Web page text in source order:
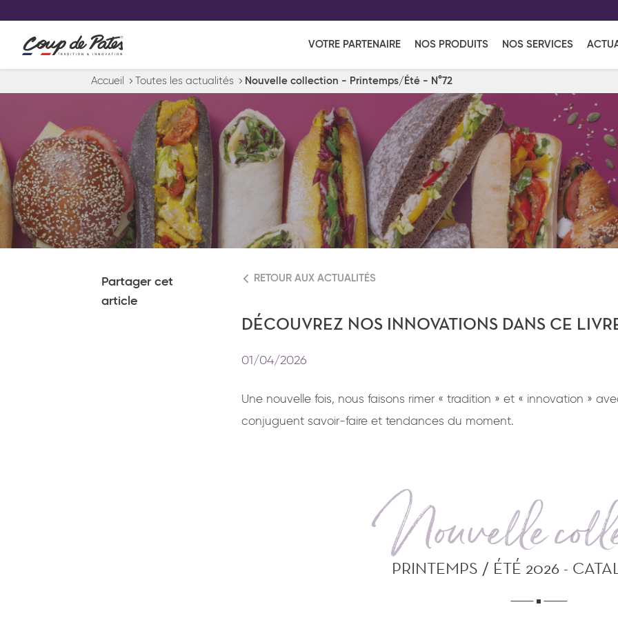
VOTRE PARTENAIRE NOS PRODUITS NOS SERVICES
Viennoiserie et pâtisserie américaine Viennoiserie
Pâtisserie desserts glacés Pains Réception sucrée
Conservez votre sélection produit Coup de Coeur Une
Accueil Toutes les actualités Nouvelle collection - Printemps/Été - N°72
Partager cet
article
RETOUR AUX ACTUALITÉS
DÉCOUVREZ NOS INNOVATIONS DANS CE
01/04/2026
Une nouvelle fois, nous faisons rimer « tradition » et « innovation »
conjuguent savoir-faire et tendances du moment.
Nouvelle
PRINTEMPS / ÉTÉ 2026 -